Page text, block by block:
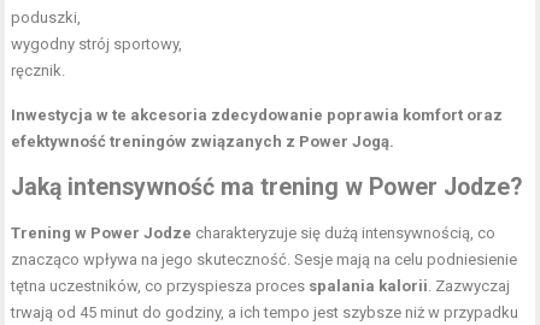
poduszki,
wygodny strój sportowy,
ręcznik.
Inwestycja w te akcesoria zdecydowanie poprawia komfort oraz
efektywność treningów związanych z Power Jogą.
Jaką intensywność ma trening w Power Jodze?
Trening w Power Jodze charakteryzuje się dużą intensywnością, co
znacząco wpływa na jego skuteczność. Sesje mają na celu podniesienie
tętna uczestników, co przyspiesza proces spalania kalorii . Zazwyczaj
trwają od 45 minut do godziny, a ich tempo jest szybsze niż w przypadku